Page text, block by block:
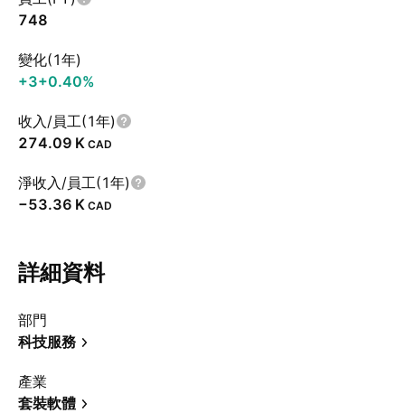
748
變化(1年)
+3+0.40%
收入/員工(1年)
‪274.09 K‬ CAD
淨收入/員工(1年)
‪−53.36 K‬ CAD
詳細資料
部門
科技服務
產業
套裝軟體